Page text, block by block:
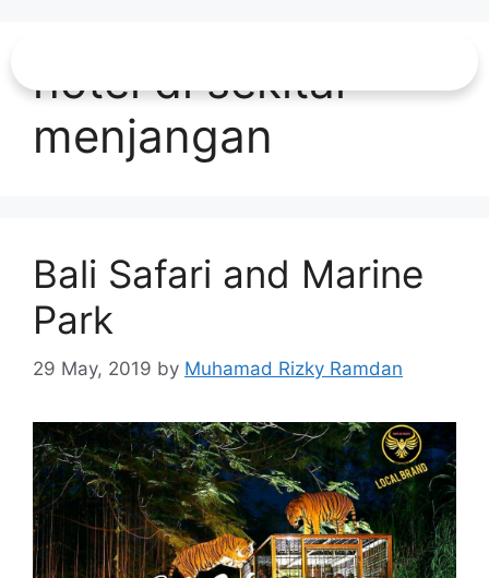
hotel di sekitar
menjangan
Bali Safari and Marine
Park
29 May, 2019 by Muhamad Rizky Ramdan